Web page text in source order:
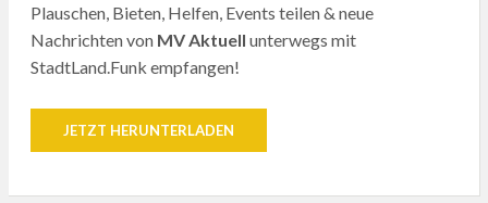
Plauschen, Bieten, Helfen, Events teilen & neue
Nachrichten von MV Aktuell unterwegs mit
StadtLand.Funk empfangen!
JETZT HERUNTERLADEN